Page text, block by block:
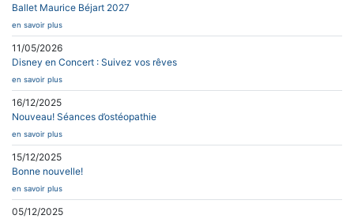
Ballet Maurice Béjart 2027
en savoir plus
11/05/2026
Disney en Concert : Suivez vos rêves
en savoir plus
16/12/2025
Nouveau! Séances d’ostéopathie
en savoir plus
15/12/2025
Bonne nouvelle!
en savoir plus
05/12/2025